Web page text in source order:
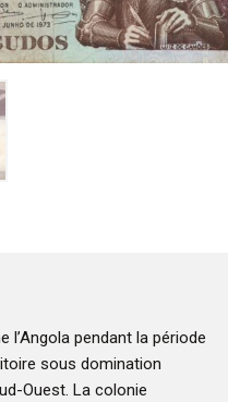
l’Angola pendant la période
sous domination
Ouest. La colonie